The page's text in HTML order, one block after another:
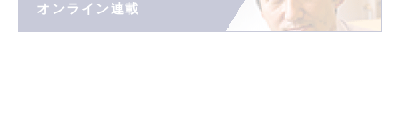
オンライン連載